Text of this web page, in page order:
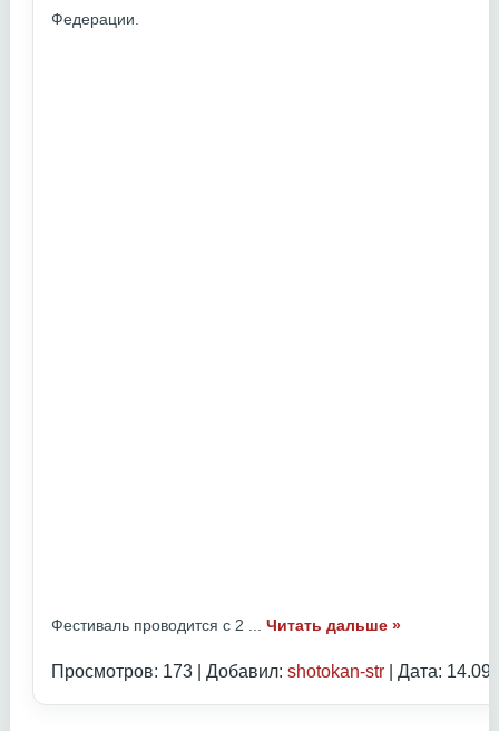
Федерации.
Фестиваль проводится с 2 Читать дальше »
Просмотров: 173 | Добавил: shotokan-str | Дата: